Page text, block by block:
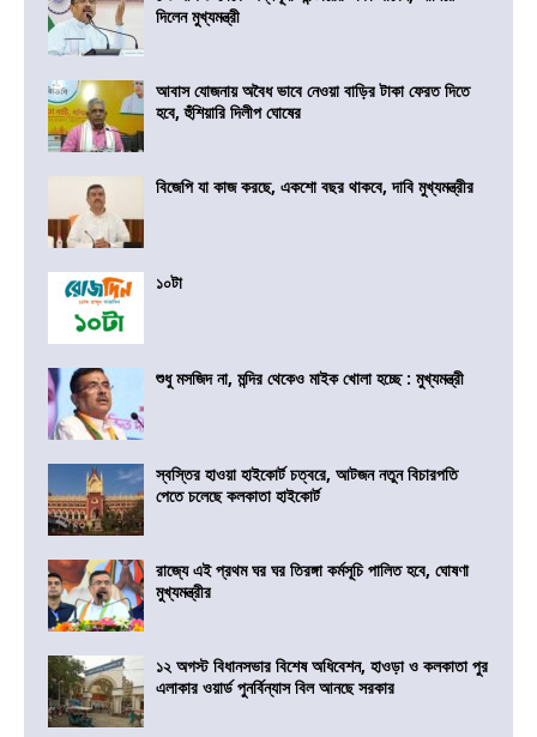
দিলেন মুখ্যমন্ত্রী
আবাস যোজনায় অবৈধ ভাবে নেওয়া বাড়ির টাকা ফেরত দিতে
হবে, হুঁশিয়ারি দিলীপ ঘোষের
বিজেপি যা কাজ করছে, একশো বছর থাকবে, দাবি মুখ্যমন্ত্রীর
১০টা
শুধু মসজিদ না, মন্দির থেকেও মাইক খোলা হচ্ছে : মুখ্যমন্ত্রী
স্বস্তির হাওয়া হাইকোর্ট চত্বরে, আটজন নতুন বিচারপতি
পেতে চলেছে কলকাতা হাইকোর্ট
রাজ্যে এই প্রথম ঘর ঘর তিরঙ্গা কর্মসূচি পালিত হবে, ঘোষণা
মুখ্যমন্ত্রীর
১২ অগস্ট বিধানসভার বিশেষ অধিবেশন, হাওড়া ও কলকাতা পুর
এলাকার ওয়ার্ড পুনর্বিন্যাস বিল আনছে সরকার